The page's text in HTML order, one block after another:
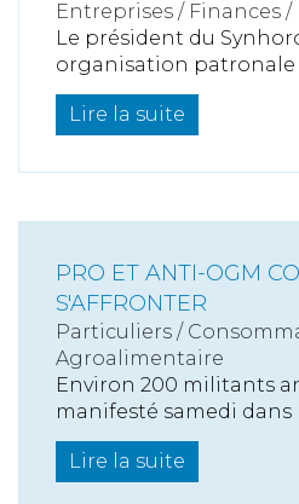
Entreprises / Finances /
Le président du
organisation patronale
Lire la suite
PRO ET ANTI-OGM
S'AFFRONTER
Particuliers /
Agroalimentaire
Environ 200 militants
manifesté samedi dans
Lire la suite